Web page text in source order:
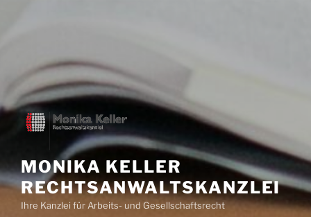
MONIKA KELLER
RECHTSANWALTSKANZLEI
Ihre Kanzlei für Arbeits- und Gesellschaftsrecht